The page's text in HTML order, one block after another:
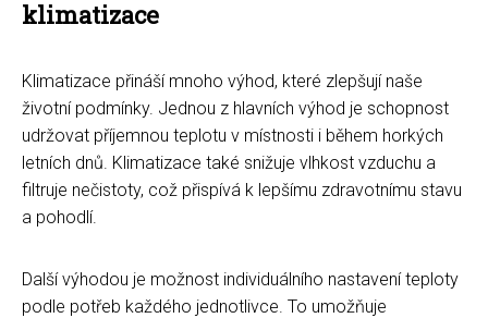
klimatizace
Klimatizace přináší mnoho výhod, které zlepšují naše
životní podmínky. Jednou z hlavních výhod je schopnost
udržovat příjemnou teplotu v místnosti i během horkých
letních dnů. Klimatizace také snižuje vlhkost vzduchu a
filtruje nečistoty, což přispívá k lepšímu zdravotnímu stavu
a pohodlí.
Další výhodou je možnost individuálního nastavení teploty
podle potřeb každého jednotlivce. To umožňuje